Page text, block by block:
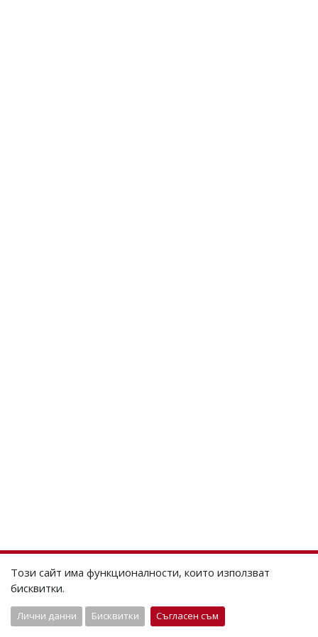
Този сайт има функционалности, които използват
бисквитки.
Лични данни Бисквитки Съгласен съм